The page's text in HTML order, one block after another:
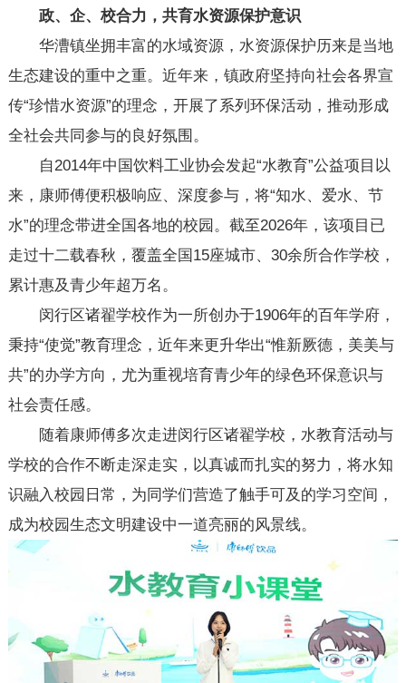
政、企、校合力，共育水资源保护意识
华漕镇坐拥丰富的水域资源，水资源保护历来是当地
生态建设的重中之重。近年来，镇政府坚持向社会各界宣
传“珍惜水资源”的理念，开展了系列环保活动，推动形成
全社会共同参与的良好氛围。
自2014年中国饮料工业协会发起“水教育”公益项目以
来，康师傅便积极响应、深度参与，将“知水、爱水、节
水”的理念带进全国各地的校园。截至2026年，该项目已
走过十二载春秋，覆盖全国15座城市、30余所合作学校，
累计惠及青少年超万名。
闵行区诸翟学校作为一所创办于1906年的百年学府，
秉持“使觉”教育理念，近年来更升华出“惟新厥德，美美与
共”的办学方向，尤为重视培育青少年的绿色环保意识与
社会责任感。
随着康师傅多次走进闵行区诸翟学校，水教育活动与
学校的合作不断走深走实，以真诚而扎实的努力，将水知
识融入校园日常，为同学们营造了触手可及的学习空间，
成为校园生态文明建设中一道亮丽的风景线。